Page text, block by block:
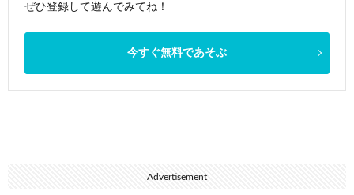
ぜひ登録して遊んでみてね！
今すぐ無料であそぶ
Advertisement